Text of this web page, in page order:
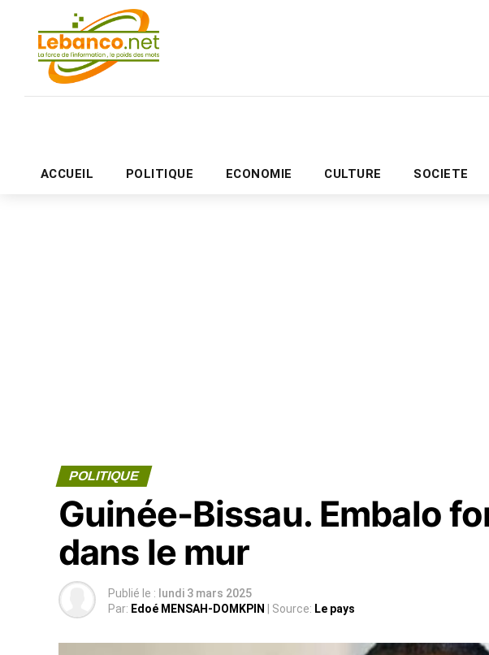
ACCUEIL POLITIQUE ECONOMIE CULTURE SOCIETE
POLITIQUE
Guinée-Bissau. Embalo
dans le mur
Publié le : lundi 3 mars 2025
Par: Edoé MENSAH-DOMKPIN | Source: Le pays